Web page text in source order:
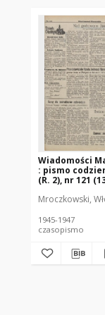
Wiadomości
: pismo
(R. 2), nr 121
Mroczkowski,
1945-1947
czasopismo